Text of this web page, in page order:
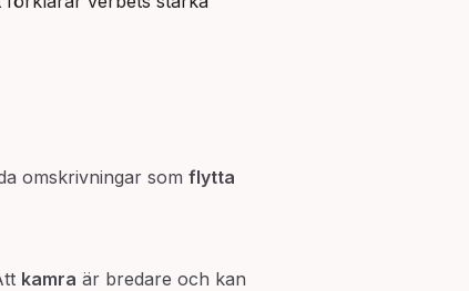
omskrivningar som flytta
kamra är bredare och kan